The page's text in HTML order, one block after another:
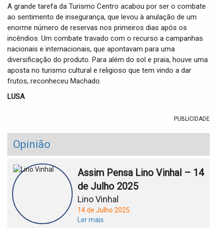
A grande tarefa da Turismo Centro acabou por ser o combate
ao sentimento de insegurança, que levou à anulação de um
enorme número de reservas nos primeiros dias após os
incêndios. Um combate travado com o recurso a campanhas
nacionais e internacionais, que apontavam para uma
diversificação do produto. Para além do sol e praia, houve uma
aposta no turismo cultural e religioso que tem vindo a dar
frutos, reconheceu Machado.
LUSA
PUBLICIDADE
Opinião
Assim Pensa Lino Vinhal – 14
de Julho 2025
Lino Vinhal
14 de Julho 2025
Ler mais